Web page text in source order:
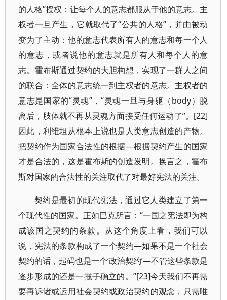
的人格”授权：让每个人的意志都服从于他的意志。主
权者一旦产生，它就取代了“公共的人格”，并由被动
变为了主动：他的意志代表所有人的意志和每一个人
的意志，或者说他的意志就是所有人和每个人的意
志。霍布斯通过契约的大胆构想，实现了一群人之间
的联合：全体的意志统一到主权者的意志。主权者的
意志是国家的“灵魂”，“灵魂一旦与身躯（body）脱
离后，肢体就不再从灵魂方面接受任何运动了”。[22]
因此，利维坦从根本上说也是人类意志创造的产物。
把契约作为国家合法性的根据—根据契约产生的国家
才是合法的，这是霍布斯的创造发明。换言之，霍布
斯对国家的合法性的关注取代了对最好宪法的关注。
契约是最初的现代宪法，通过它人类建立了第一
个现代性的国家。正如巴克所言：“一国之宪法即为构
成该国之契约的条款。从这个角度上看，我们可以
说，宪法的条款构成了一个契约—如果不是一个社会
契约的话，起码也是一个‘政治契约’—不管这些条款是
逐步形成的还是一揽子确立的。”[23]今天我们不再需
要再诉诸或运用社会契约或政治契约的观念，只需唯